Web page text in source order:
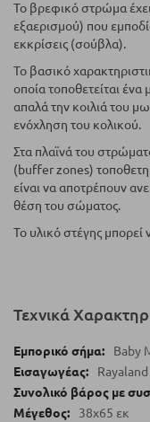
Το βρεφικό στρώμα
εξαερισμού) που
εκκρίσεις (σούβλα).
Το βασικό
οποία τοποθετείται ένα
απαλά την κοιλιά του
ενόχληση του κολικού.
Στα πλαϊνά του
(buffer zones)
είναι να αποτρέπουν
θέση του σώματος.
Το υλικό στέγης μπορεί
Τεχνικά
Baby
38х65 εκ